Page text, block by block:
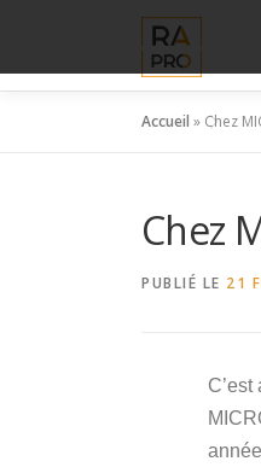
contenu
Accueil » Chez
Chez
PUBLIÉ LE 21